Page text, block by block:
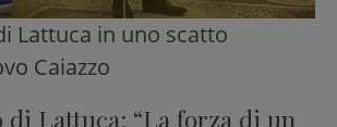
Lattuca in uno scatto
Caiazzo
di Lattuca: “La forza di un